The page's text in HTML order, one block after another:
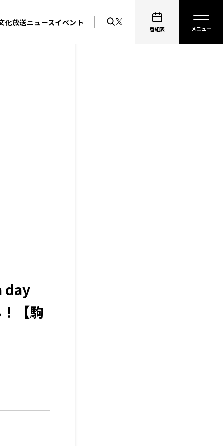
化放送ニュースイベント
番組表
day
【駒